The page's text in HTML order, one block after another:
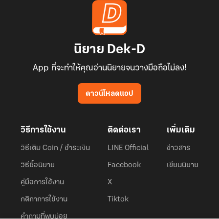
นิยาย Dek-D
App ที่จะทำให้คุณอ่านนิยายจนวางมือถือไม่ลง!
ดาวน์โหลดแอป
วิธีการใช้งาน
วิธีเติม Coin / ชำระเงิน
วิธีซื้อนิยาย
คู่มือการใช้งาน
กติกาการใช้งาน
คำถามที่พบบ่อย
ติดต่อเรา
LINE Official
Facebook
X
Tiktok
เพิ่มเติม
ข่าวสาร
เขียนนิยาย